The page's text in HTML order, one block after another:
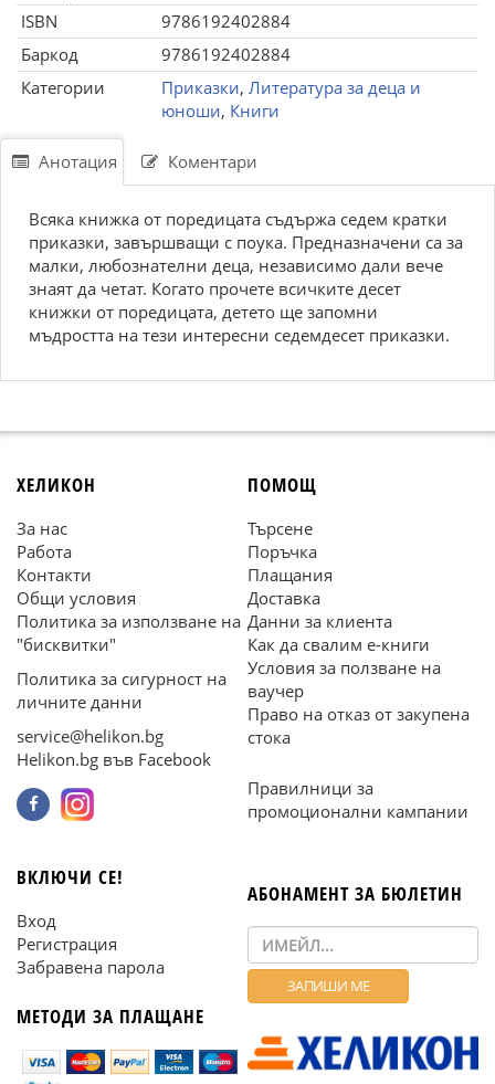
ISBN
9786192402884
Баркод
9786192402884
Категории
Приказки, Литература за деца и
юноши, Книги
Анотация Коментари
Всяка книжка от поредицата съдържа седем кратки
приказки, завършващи с поука. Предназначени са за
малки, любознателни деца, независимо дали вече
знаят да четат. Когато прочете всичките десет
книжки от поредицата, детето ще запомни
мъдростта на тези интересни седемдесет приказки.
ХЕЛИКОН
За нас
Работа
Контакти
Общи условия
Политика за използване на
"бисквитки"
Политика за сигурност на
личните данни
service@helikon.bg
Helikon.bg във Facebook
ПОМОЩ
Търсене
Поръчка
Плащания
Доставка
Данни за клиента
Как да свалим е-книги
Условия за ползване на
ваучер
Право на отказ от закупена
стока
Правилници за
промоционални кампании
ВКЛЮЧИ СЕ!
Вход
Регистрация
Забравена парола
МЕТОДИ ЗА ПЛАЩАНЕ
АБОНАМЕНТ ЗА БЮЛЕТИН